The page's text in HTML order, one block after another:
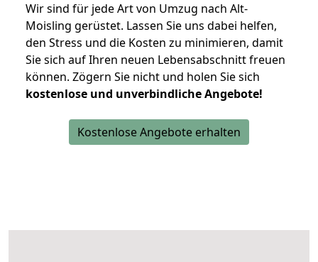
Wir sind für jede Art von Umzug nach Alt-
Moisling gerüstet. Lassen Sie uns dabei helfen,
den Stress und die Kosten zu minimieren, damit
Sie sich auf Ihren neuen Lebensabschnitt freuen
können. Zögern Sie nicht und holen Sie sich
kostenlose und unverbindliche Angebote!
Kostenlose Angebote erhalten